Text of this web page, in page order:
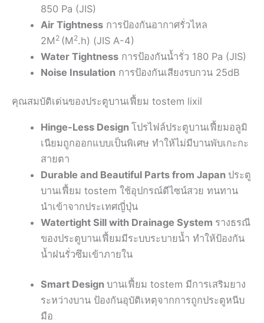
850 Pa (JIS)
Air Tightness การป้องกันอากาศรั่วไหล
2M 2 (M 2.h) (JIS A-4)
Water Tightness การป้องกันน้ำรั่ว 180 Pa (JIS)
Noise Insulation การป้องกันเสียงรบกวน 25dB
คุณสมบัติเด่นของประตูบานเฟี้ยม tostem lixil
Hinge-Less Designโปรไฟล์ประตูบานเฟี้ยมอลูมิ
เนียมถูกออกแบบเป็นพิเศษ ทำให้ไม่มีบานพับเกะกะ
สายตา
Durable and Beautiful Parts from Japan ประตู
บานเฟี้ยม tostem ใช้อุปกรณ์ดีไซน์สวย ทนทาน
นำเข้าจากประเทศญี่ปุ่น
Watertight Sill with Drainage System รางธรณี
ของประตูบานเฟี้ยมมีระบบระบายน้ำ ทำให้ป้องกัน
น้ำฝนรั่วซึมเข้าภายใน
Smart Designบานเฟี้ยม tostem มีการเสริมยาง
ระหว่างบาน ป้องกันอุบัติเหตุจากการถูกประตูหนีบ
มือ